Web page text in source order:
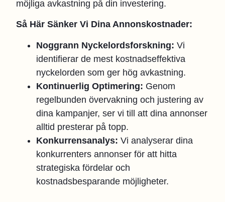
möjliga avkastning på din investering.
Så Här Sänker Vi Dina Annonskostnader:
Noggrann Nyckelordsforskning: Vi
identifierar de mest kostnadseffektiva
nyckelorden som ger hög avkastning.
Kontinuerlig Optimering: Genom
regelbunden övervakning och justering av
dina kampanjer, ser vi till att dina annonser
alltid presterar på topp.
Konkurrensanalys: Vi analyserar dina
konkurrenters annonser för att hitta
strategiska fördelar och
kostnadsbesparande möjligheter.